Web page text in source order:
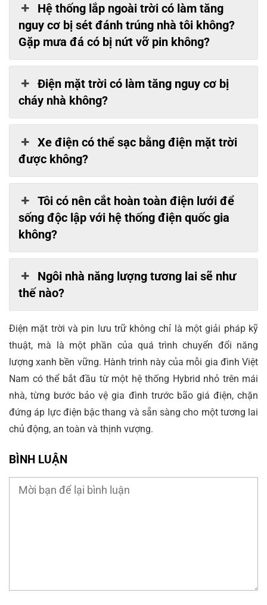
Hệ thống lắp ngoài trời có làm tăng
nguy cơ bị sét đánh trúng nhà tôi không?
Gặp mưa đá có bị nứt vỡ pin không?
Điện mặt trời có làm tăng nguy cơ bị
cháy nhà không?
Xe điện có thể sạc bằng điện mặt trời
được không?
Tôi có nên cắt hoàn toàn điện lưới để
sống độc lập với hệ thống điện quốc gia
không?
Ngôi nhà năng lượng tương lai sẽ như
thế nào?
Điện mặt trời và pin lưu trữ không chỉ là một giải pháp kỹ
thuật, mà là một phần của quá trình chuyển đổi năng
lượng xanh bền vững. Hành trình này của mỗi gia đình Việt
Nam có thể bắt đầu từ một hệ thống Hybrid nhỏ trên mái
nhà, từng bước bảo vệ gia đình trước bão giá điện, chặn
đứng áp lực điện bậc thang và sẵn sàng cho một tương lai
chủ động, an toàn và thịnh vượng.
BÌNH LUẬN